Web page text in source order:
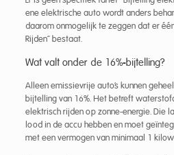
ene elektrische auto wordt anders
daarom onmogelijk te zeggen dat er
Rijden” bestaat.
Wat valt onder de 16%-bijtelling?
Alleen emissievrije auto’s kunnen
bijtelling van 16%. Het betreft
elektrisch rijden op zonne-energie. Die
lood in de accu hebben en moet
met een vermogen van minimaal 1